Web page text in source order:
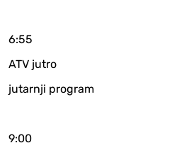
6:55
ATV jutro
jutarnji program
9:00